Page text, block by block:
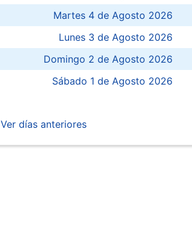
Martes 4 de Agosto 2026
Lunes 3 de Agosto 2026
Domingo 2 de Agosto 2026
Sábado 1 de Agosto 2026
Ver días anteriores